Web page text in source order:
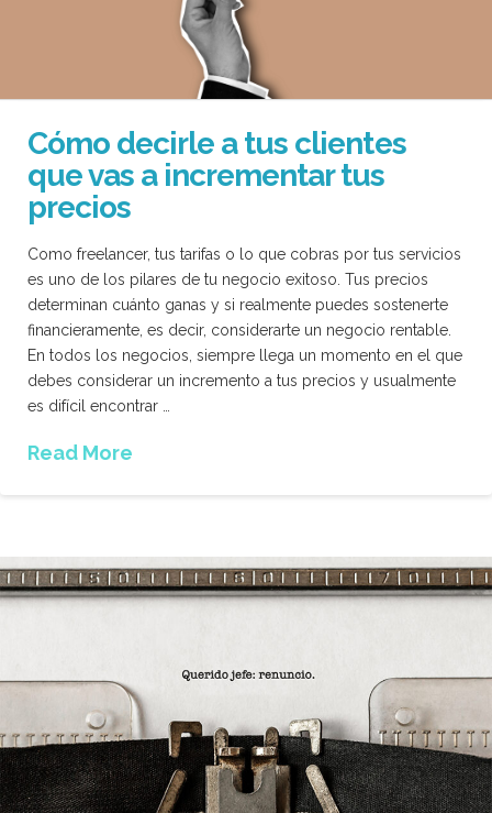
Cómo decirle a tus clientes
que vas a incrementar tus
precios
Como freelancer, tus tarifas o lo que cobras por tus servicios
es uno de los pilares de tu negocio exitoso. Tus precios
determinan cuánto ganas y si realmente puedes sostenerte
financieramente, es decir, considerarte un negocio rentable.
En todos los negocios, siempre llega un momento en el que
debes considerar un incremento a tus precios y usualmente
es difícil encontrar …
Read More